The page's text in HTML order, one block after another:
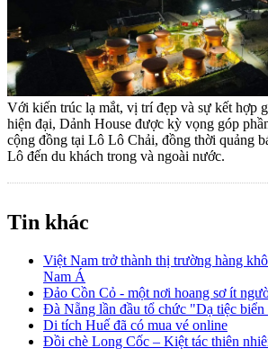
Với kiến trúc lạ mắt, vị trí đẹp và sự kết hợp
hiện đại, Dảnh House được kỳ vọng góp
cộng đồng tại Lô Lô Chải, đồng thời quảng
Lô đến du khách trong và ngoài nước.
Tin khác
Việt Nam trở thành thị trường hàng
Nam Á
Đảo Cồn Cỏ - một nơi hoang sơ ít
Đà Nẵng lần đầu tổ chức "Dạ tiệc biển
Di tích Huế đã có mua vé online
Đồi chè Long Cốc – Kiệt tác thiên